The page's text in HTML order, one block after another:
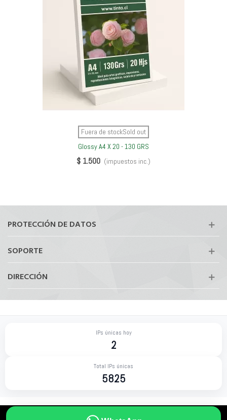
Fuera de stockSold out
Glossy A4 X 20 - 130 GRS
$ 1.500 (impuestos inc.)
PROTECCIÓN DE DATOS
SOPORTE
DIRECCIÓN
IPs únicas hoy
2
Total IPs únicas
5825